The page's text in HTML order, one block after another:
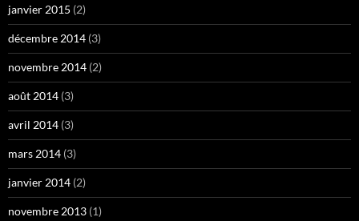
janvier 2015 (2)
décembre 2014 (3)
novembre 2014 (2)
août 2014 (3)
avril 2014 (3)
mars 2014 (3)
janvier 2014 (2)
novembre 2013 (1)